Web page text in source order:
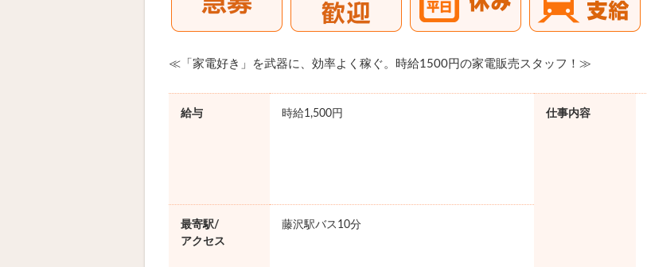
≪「家電好き」を武器に、効率よく稼ぐ。時給1500円の家電販売スタッフ！≫
給与 時給1,500円 仕事内容
最寄駅/
アクセス
藤沢駅バス10分